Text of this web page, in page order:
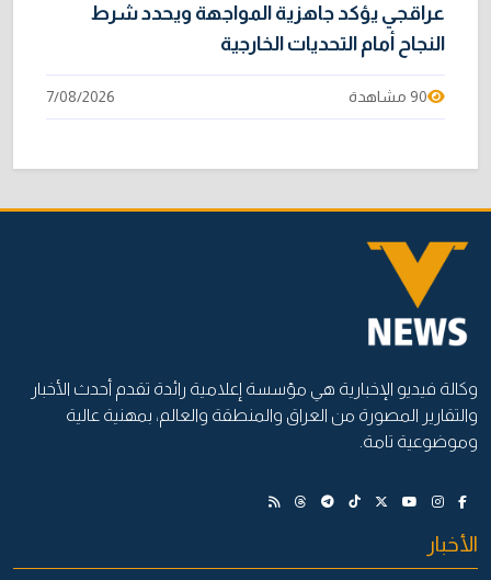
عراقجي يؤكد جاهزية المواجهة ويحدد شرط
النجاح أمام التحديات الخارجية
90 مشاهدة 7/08/2026
وكالة فيديو الإخبارية هي مؤسسة إعلامية رائدة تقدم أحدث الأخبار
والتقارير المصورة من العراق والمنطقة والعالم، بمهنية عالية
وموضوعية تامة.
الأخبار